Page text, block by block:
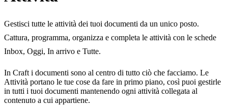
Gestisci tutte le attività dei tuoi documenti da un unico posto.
Cattura, programma, organizza e completa le attività con le schede
Inbox, Oggi, In arrivo e Tutte.
In Craft i documenti sono al centro di tutto ciò che facciamo. Le
Attività portano le tue cose da fare in primo piano, così puoi gestirle
in tutti i tuoi documenti mantenendo ogni attività collegata al
contenuto a cui appartiene.